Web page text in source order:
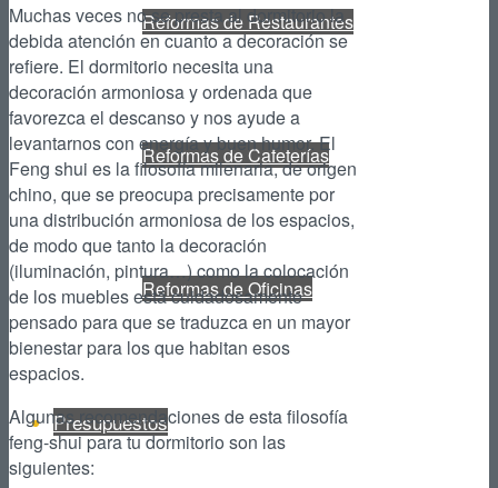
Reformas de Restaurantes
Reformas de Cafeterías
Reformas de Oficinas
Presupuestos
Muchas veces no se presta al dormitorio la
debida atención en cuanto a decoración se
refiere. El dormitorio necesita una
decoración armoniosa y ordenada que
favorezca el descanso y nos ayude a
levantarnos con energía y buen humor. El
Feng shui es la filosofía milenaria, de origen
chino, que se preocupa precisamente por
una distribución armoniosa de los espacios,
de modo que tanto la decoración
(iluminación, pintura…) como la colocación
de los muebles está cuidadosamente
pensado para que se traduzca en un mayor
bienestar para los que habitan esos
espacios.
Algunas recomendaciones de esta filosofía
feng-shui para tu dormitorio son las
siguientes: